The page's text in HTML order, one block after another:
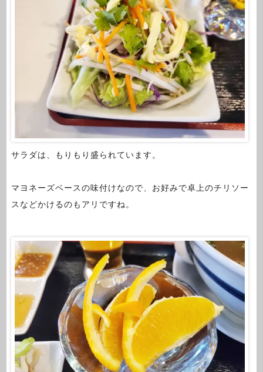
サラダは、もりもり盛られています。
マヨネーズベースの味付けなので、お好みで卓上のチリソー
スなどかけるのもアリですね。